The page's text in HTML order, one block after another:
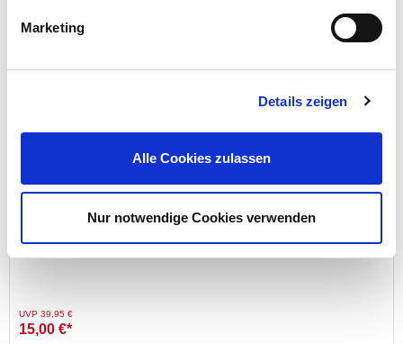
Marketing
Details zeigen
Alle Cookies zulassen
Nur notwendige Cookies verwenden
Pool Reinigungsset 5tlg. Bestway®
Preis reduziert von
UVP 39,95 €auf
15,00 €*